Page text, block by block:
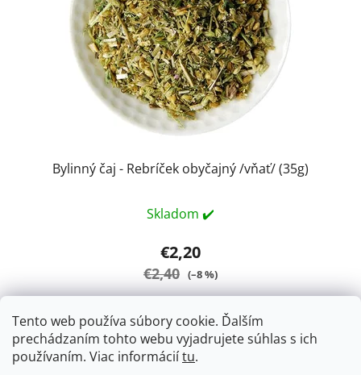
Tento web používa súbory cookie. Ďalším
prechádzaním tohto webu vyjadrujete súhlas s ich
používaním. Viac informáciítu.
Bylinný čaj - Rebríček obyčajný /vňať/ (35g)
Skladom ✔️
€2,20
€2,40 (–8 %)
DO KOŠÍKA